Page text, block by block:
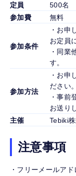
定員
500名
参加費
無料
参加条件
・お申
お定員
・同業
す。
参加方法
・お申
ださい。
・事前
お送り
主催
Tebiki
注意事項
・フリーメールア